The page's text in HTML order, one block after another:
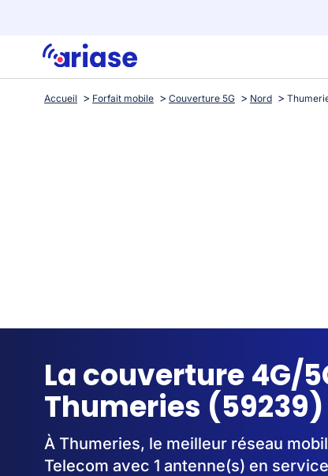
Accueil Forfait mobile Couverture 5G Nord
La couverture 4G/
Thumeries (59239)
À Thumeries, le meilleur réseau
Telecom avec 1 antenne(s) en